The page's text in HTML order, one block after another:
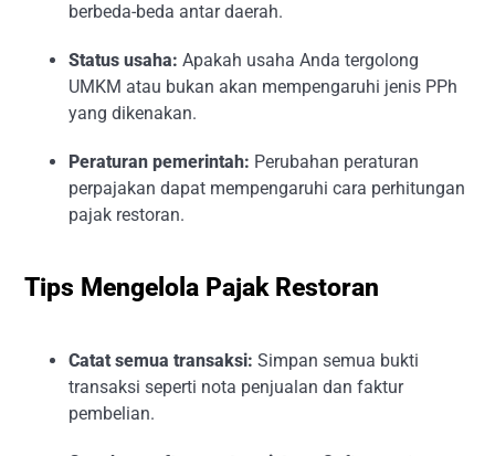
berbeda-beda antar daerah.
Status usaha: Apakah usaha Anda tergolong
UMKM atau bukan akan mempengaruhi jenis PPh
yang dikenakan.
Peraturan pemerintah: Perubahan peraturan
perpajakan dapat mempengaruhi cara perhitungan
pajak restoran.
Tips Mengelola Pajak Restoran
Catat semua transaksi: Simpan semua bukti
transaksi seperti nota penjualan dan faktur
pembelian.